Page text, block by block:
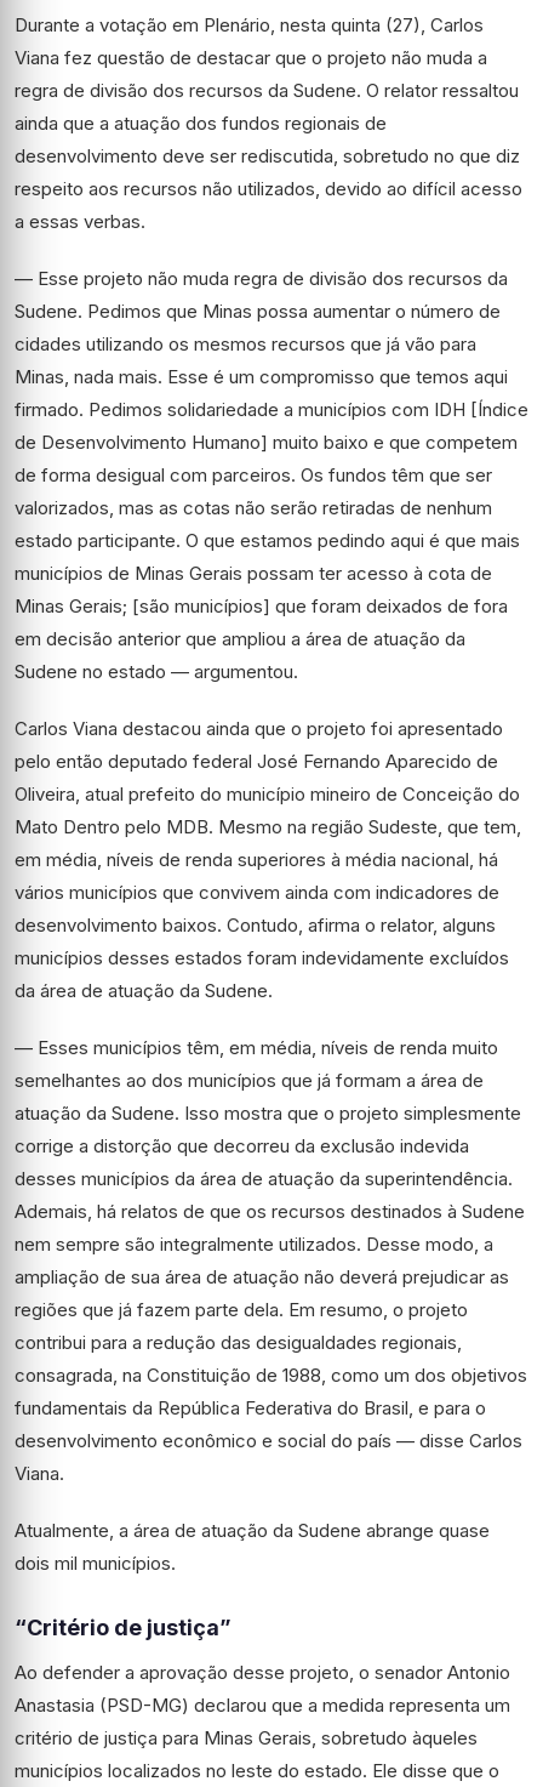
Durante a votação em Plenário, nesta quinta (27), Carlos
Viana fez questão de destacar que o projeto não muda a
regra de divisão dos recursos da Sudene. O relator ressaltou
ainda que a atuação dos fundos regionais de
desenvolvimento deve ser rediscutida, sobretudo no que diz
respeito aos recursos não utilizados, devido ao difícil acesso
a essas verbas.
— Esse projeto não muda regra de divisão dos recursos da
Sudene. Pedimos que Minas possa aumentar o número de
cidades utilizando os mesmos recursos que já vão para
Minas, nada mais. Esse é um compromisso que temos aqui
firmado. Pedimos solidariedade a municípios com IDH [Índice
de Desenvolvimento Humano] muito baixo e que competem
de forma desigual com parceiros. Os fundos têm que ser
valorizados, mas as cotas não serão retiradas de nenhum
estado participante. O que estamos pedindo aqui é que mais
municípios de Minas Gerais possam ter acesso à cota de
Minas Gerais; [são municípios] que foram deixados de fora
em decisão anterior que ampliou a área de atuação da
Sudene no estado — argumentou.
Carlos Viana destacou ainda que o projeto foi apresentado
pelo então deputado federal José Fernando Aparecido de
Oliveira, atual prefeito do município mineiro de Conceição do
Mato Dentro pelo MDB. Mesmo na região Sudeste, que tem,
em média, níveis de renda superiores à média nacional, há
vários municípios que convivem ainda com indicadores de
desenvolvimento baixos. Contudo, afirma o relator, alguns
municípios desses estados foram indevidamente excluídos
da área de atuação da Sudene.
— Esses municípios têm, em média, níveis de renda muito
semelhantes ao dos municípios que já formam a área de
atuação da Sudene. Isso mostra que o projeto simplesmente
corrige a distorção que decorreu da exclusão indevida
desses municípios da área de atuação da superintendência.
Ademais, há relatos de que os recursos destinados à Sudene
nem sempre são integralmente utilizados. Desse modo, a
ampliação de sua área de atuação não deverá prejudicar as
regiões que já fazem parte dela. Em resumo, o projeto
contribui para a redução das desigualdades regionais,
consagrada, na Constituição de 1988, como um dos objetivos
fundamentais da República Federativa do Brasil, e para o
desenvolvimento econômico e social do país — disse Carlos
Viana.
Atualmente, a área de atuação da Sudene abrange quase
dois mil municípios.
“Critério de justiça”
Ao defender a aprovação desse projeto, o senador Antonio
Anastasia (PSD-MG) declarou que a medida representa um
critério de justiça para Minas Gerais, sobretudo àqueles
municípios localizados no leste do estado. Ele disse que o